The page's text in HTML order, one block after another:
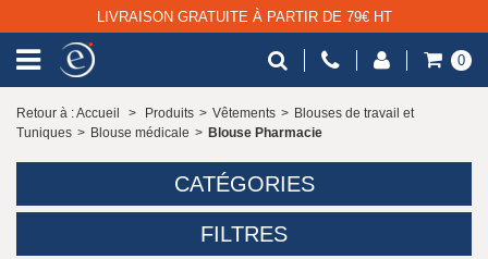
LIVRAISON GRATUITE À PARTIR DE 79€ HT
0
Retour à : Accueil > Produits > Vêtements > Blouses de travail et
Tuniques > Blouse médicale > Blouse Pharmacie
CATÉGORIES
FILTRES